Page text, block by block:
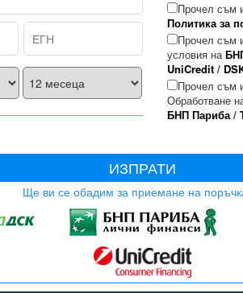
Прочел съм
Политика за
Прочел съм
условия на
UniCredit/
Прочел съм
Обработване
БНП Париба/
ИЗПРАТИ
Ще ви се обадим за приемане на